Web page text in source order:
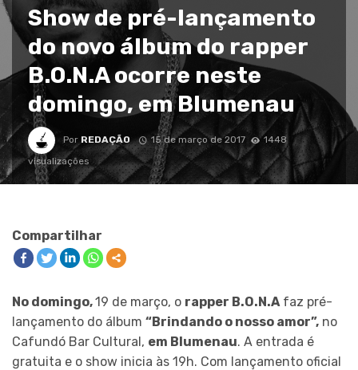
Show de pré-lançamento
do novo álbum do rapper
B.O.N.A ocorre neste
domingo, em Blumenau
Por REDAÇÃO 15 de março de 2017
1448
visualizações
Compartilhar
No domingo,19 de março, o rapper B.O.N.Afaz pré-
lançamento do álbum “Brindando o nosso amor”, no
Cafundó Bar Cultural, em Blumenau. A entrada é
gratuita e o show inicia às 19h. Com lançamento oficial